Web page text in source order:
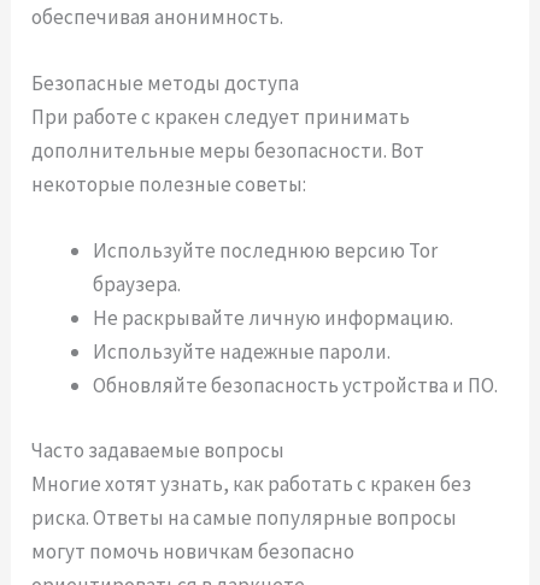
обеспечивая анонимность.
Безопасные методы доступа
При работе с кракен следует принимать
дополнительные меры безопасности. Вот
некоторые полезные советы:
Используйте последнюю версию Tor
браузера.
Не раскрывайте личную информацию.
Используйте надежные пароли.
Обновляйте безопасность устройства и ПО.
Часто задаваемые вопросы
Многие хотят узнать, как работать с кракен без
риска. Ответы на самые популярные вопросы
могут помочь новичкам безопасно